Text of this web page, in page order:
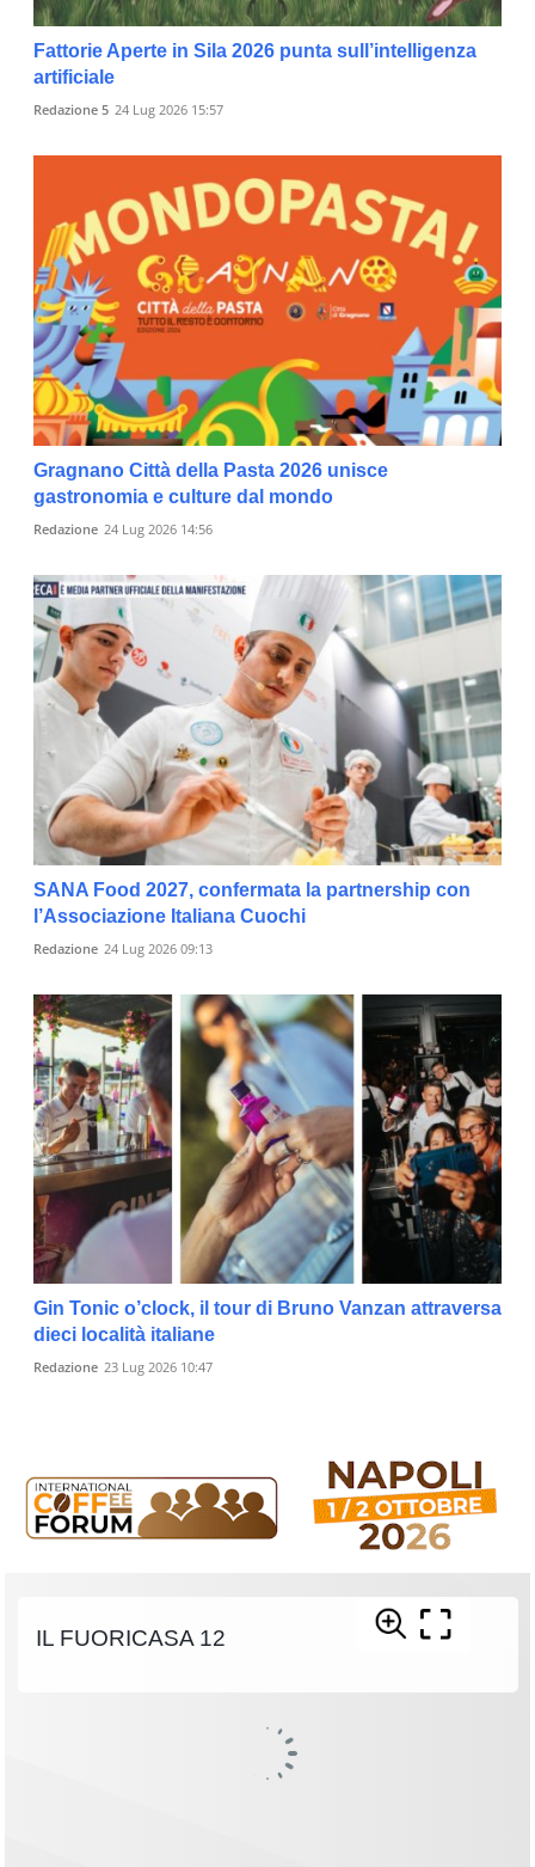
Fattorie Aperte in Sila 2026 punta sull’intelligenza
artificiale
Redazione 5 24 Lug 2026 15:57
Gragnano Città della Pasta 2026 unisce
gastronomia e culture dal mondo
Redazione 24 Lug 2026 14:56
SANA Food 2027, confermata la partnership con
l’Associazione Italiana Cuochi
Redazione 24 Lug 2026 09:13
Gin Tonic o’clock, il tour di Bruno Vanzan attraversa
dieci località italiane
Redazione 23 Lug 2026 10:47